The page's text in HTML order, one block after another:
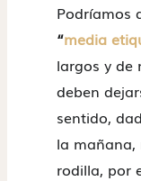
Podríamos
“media
largos y de
deben
sentido,
la
rodilla, por